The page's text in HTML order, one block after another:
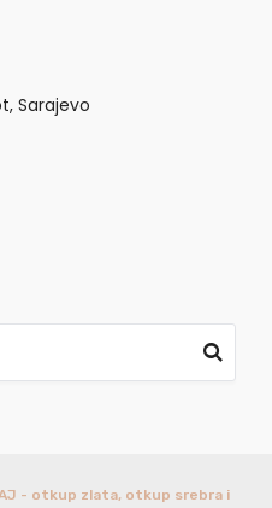
Sarajevo
- otkup zlata, otkup srebra i